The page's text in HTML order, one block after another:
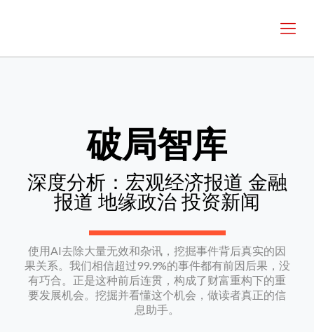
破局智库
深度分析：宏观经济报道 金融
报道 地缘政治 投资新闻
使用AI去除大量无效和杂讯，挖掘事件背后真实的因
果关系。我们相信超过99.9%的事件都有前因后果，没
有巧合。正是这种前后连贯，构成了财富重构下的重
要发展机会。挖掘并看懂这个机会，做读者真正的信
息助手。